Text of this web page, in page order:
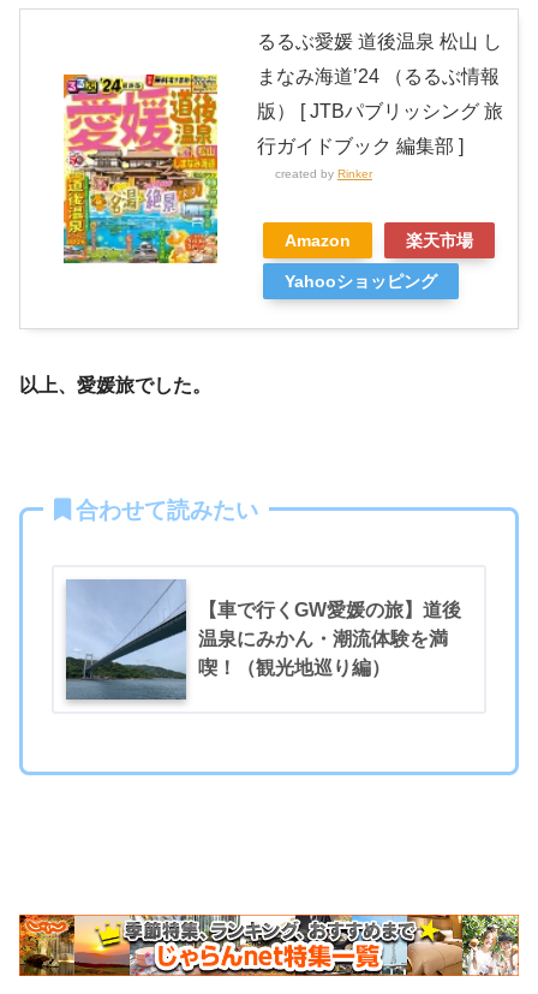
るるぶ愛媛 道後温泉 松山 し
まなみ海道’24 （るるぶ情報
版） [ JTBパブリッシング 旅
行ガイドブック 編集部 ]
created by Rinker
Amazon 楽天市場
Yahooショッピング
以上、愛媛旅でした。
合わせて読みたい
【車で行くGW愛媛の旅】道後
温泉にみかん・潮流体験を満
喫！（観光地巡り編）